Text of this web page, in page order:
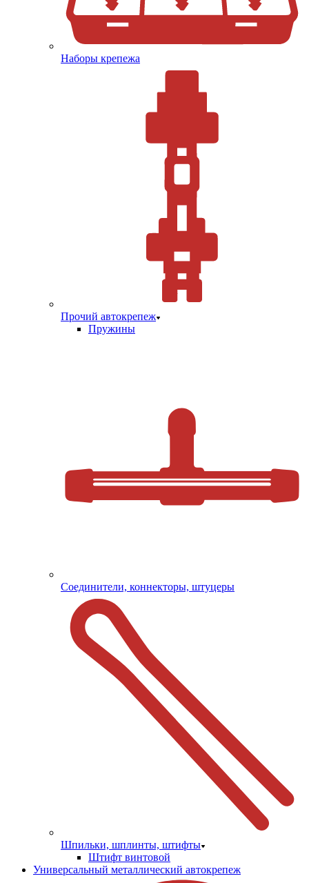
Наборы крепежа
Прочий автокрепеж
Пружины
Соединители, коннекторы, штуцеры
Шпильки, шплинты, штифты
Штифт винтовой
Универсальный металлический автокрепеж